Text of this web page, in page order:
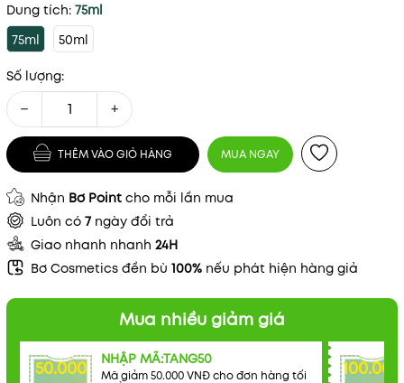
Dung tích: 75ml
75ml
50ml
Số lượng:
− +
THÊM VÀO GIỎ HÀNG MUA NGAY
Nhận Bơ Point cho mỗi lần mua
Luôn có 7 ngày đổi trả
Giao nhanh nhanh 24H
Bơ Cosmetics đền bù 100% nếu phát hiện hàng giả
Mua nhiều giảm giá
50.000
NHẬP MÃ:TANG50
Mã giảm 50.000 VNĐ cho đơn hàng tối
100.000